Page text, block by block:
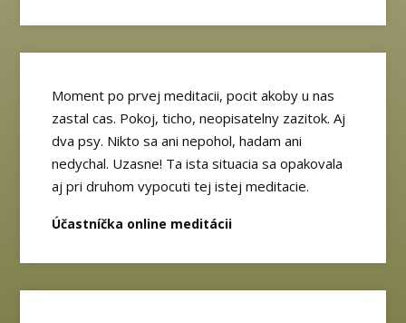
Moment po prvej meditacii, pocit akoby u nas
zastal cas. Pokoj, ticho, neopisatelny zazitok. Aj
dva psy. Nikto sa ani nepohol, hadam ani
nedychal. Uzasne! Ta ista situacia sa opakovala
aj pri druhom vypocuti tej istej meditacie.
Účastníčka online meditácii